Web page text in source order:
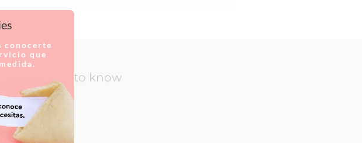
you need to know
conocerte
que